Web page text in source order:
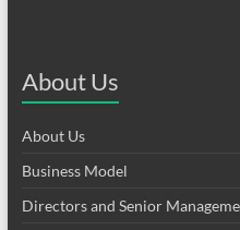
About Us
About Us
Business Model
Directors and Senior